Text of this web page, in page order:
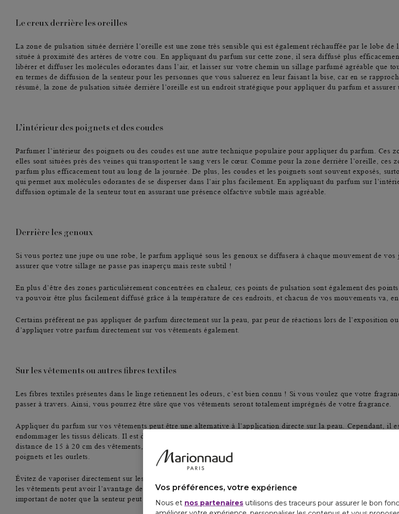
Le creux derrière les oreilles
La zone de pulsation située derrière l’oreille est une zone très sensible qui est également réchauffée par le lobe
située àproximité des artères de votre cou . En appliquant du parfum sur cette zone, il sera diffusé plus
libérer et diffuser les molécules odorantes dans l’air, et laisser sur votre chemin un sillage parfumé agréable que
en termes de diffusion de la senteur pour les personnes que vous saluerez en leur faisant la bise, car en se
résumé, la zone de pulsation située derrière l’oreille est unendroit stratégique pour appliquer du parfum et assurer
L’intérieur des poignets et des coudes
Parfumer l’intérieur des poignetsou des coudes est une autre technique populaire pour appliquer du parfum. Ces
elles sont situées près des veines qui transportent le sang vers le cœur. Comme pour la zone derrière l’oreille
, ces
parfum plus efficacement tout au long de la journée. De plus, les coudes et les poignets sont souvent exposés,
qui permet aux molécules odorantes de se disperser dans l’air plus facilement. En appliquant du parfum sur
diffusion optimale de la senteur tout en assurant une présence olfactive subtile mais agréable.
Derrière les genoux
Si vous portez une jupe ou une robe, leparfum appliqué sous les genouxse diffusera à chaque mouvement de
assurer que votre sillage ne passe pas inaperçu mais reste subtil !
En plus d’être des zones particulièrement concentrées en chaleur, cespoints de pulsation sont également des
va pouvoir être plus facilement diffusé grâce à la température de ces endroits, et chacun de vos mouvements va,
Certains préfèrent ne pas appliquer de parfum directement sur la peau, par peur de réactions lors de l’exposition
d’appliquer votre parfum directement sur vos vêtements également.
Sur les vêtements ou autres fibres textiles
Les fibres textiles présentes dans le linge retiennent les odeurs, c’est bien connu ! Si vous voulez que votre
passer à travers. Ainsi, vous pourrez être sûre que vos vêtements seront totalement imprégnés de votre fragrance.
Appliquer du parfum sur vos vêtements peut être une alternative à l’application directe sur la peau. Cependant, il
endommager les tissus délicats. Il est donc conseillé d’utiliser cette technique avec précaution. Si vous souhaitez
distance de 15 à 20 cm des vêtements
, en veillant à vaporiser une petite quantité sur les zones où les molécules
poignets et les ourlets
Évitez de vaporiser directement sur les tissus pour ne pas risquer de les abimer, car cela peut entraîner des
les vêtements peut avoir l’avantage de prolonger la durée de vie de la senteur, car les tissus ont tendance à
important de noter que la senteur peut être différente selon les types de tissus et la texture des vêtements
Vos préférences, votre expérience
Nous et nos partenaires utilisons des traceurs pour assurer le bon